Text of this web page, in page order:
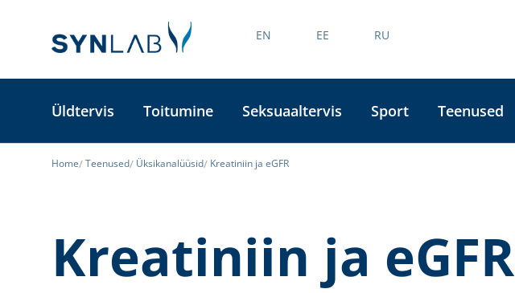
EN EE RU
Üldtervis Toitumine Seksuaaltervis Sport Teenused
Home Teenused Üksikanalüüsid Kreatiniin ja eGFR
Kreatiniin ja eGFR